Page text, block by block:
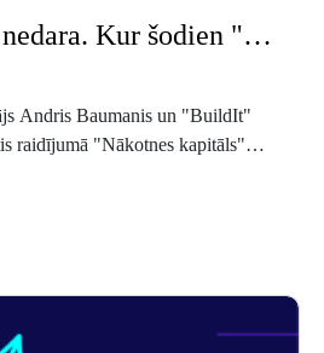
Drons pats neko nedara. Kur šodien "aug" nauda aizsardzības tehnoloģiju jomā, skaidro eksperti
Andris Baumanis un "BuildIt"
raidījumā "Nākotnes kapitāls"
akciju tirgus kritums vēl nenozīmē
slēpjas piegādes ķēdē, nevis